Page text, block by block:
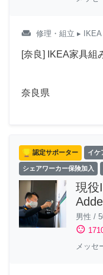
weekend 修理・組立 ▸ IKEA
[奈良] IKEA家具組
奈良県
認定サポーター イケ
シェアワーカー保険加入
現
男性 /
sentiment_satisfied
メッセ